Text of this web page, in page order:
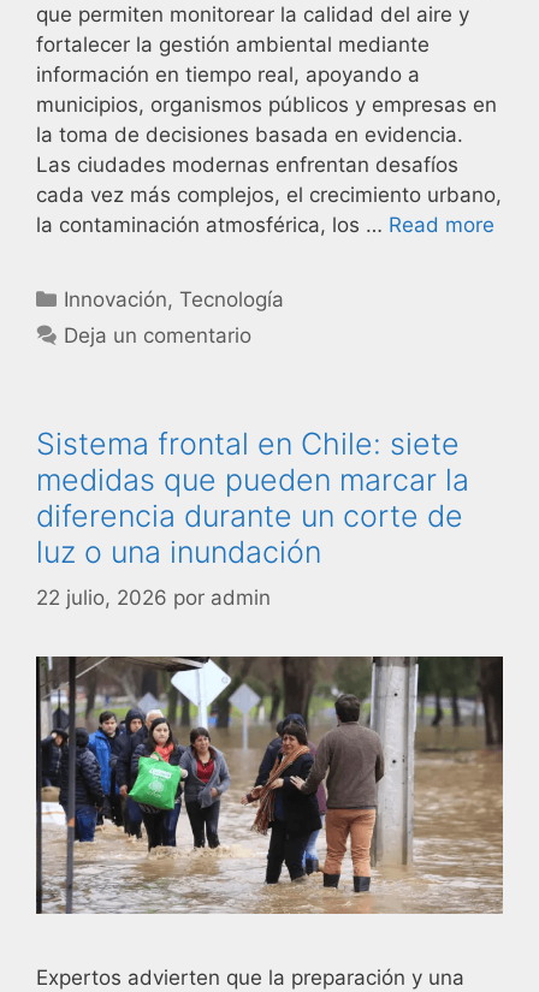
que permiten monitorear la calidad del aire y
fortalecer la gestión ambiental mediante
información en tiempo real, apoyando a
municipios, organismos públicos y empresas en
la toma de decisiones basada en evidencia.
Las ciudades modernas enfrentan desafíos
cada vez más complejos, el crecimiento urbano,
la contaminación atmosférica, los … Read more
Innovación,Tecnología
Deja un comentario
Sistema frontal en Chile: siete
medidas que pueden marcar la
diferencia durante un corte de
luz o una inundación
22 julio, 2026 por admin
Expertos advierten que la preparación y una